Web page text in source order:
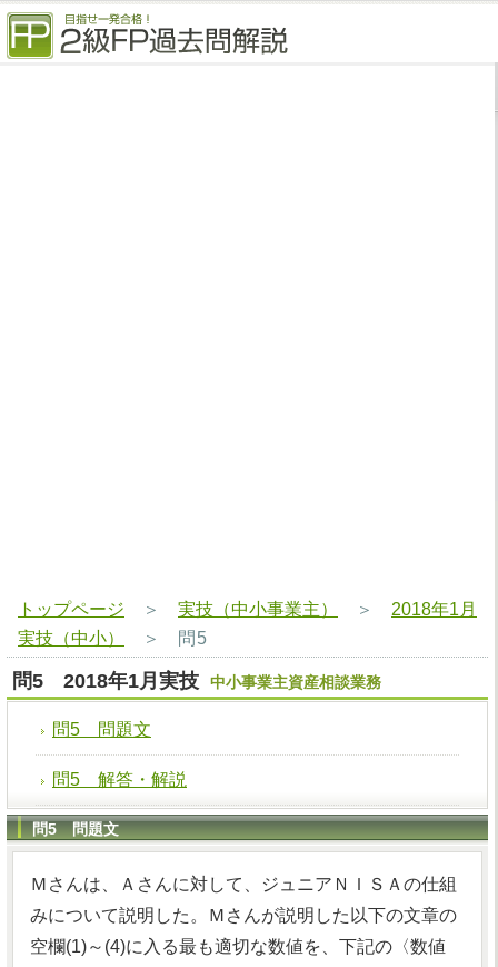
トップページ ＞ 実技（中小事業主） ＞ 2018年1月
実技（中小）
＞ 問5
問5 2018年1月実技 中小事業主資産相談業務
問5 問題文
問5 解答・解説
問5 問題文
Ｍさんは、Ａさんに対して、ジュニアＮＩＳＡの仕組
みについて説明した。Ｍさんが説明した以下の文章の
空欄(1)～(4)に入る最も適切な数値を、下記の〈数値